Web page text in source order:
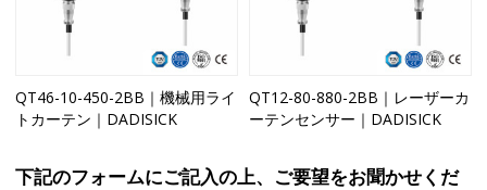
QT46-10-450-2BB｜機械用ライ
トカーテン｜DADISICK
QT12-80-880-2BB｜レーザーカ
ーテンセンサー｜DADISICK
下記のフォームにご記入の上、ご要望をお聞かせくだ